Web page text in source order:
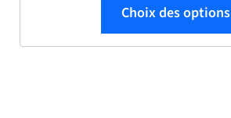
Choix des options